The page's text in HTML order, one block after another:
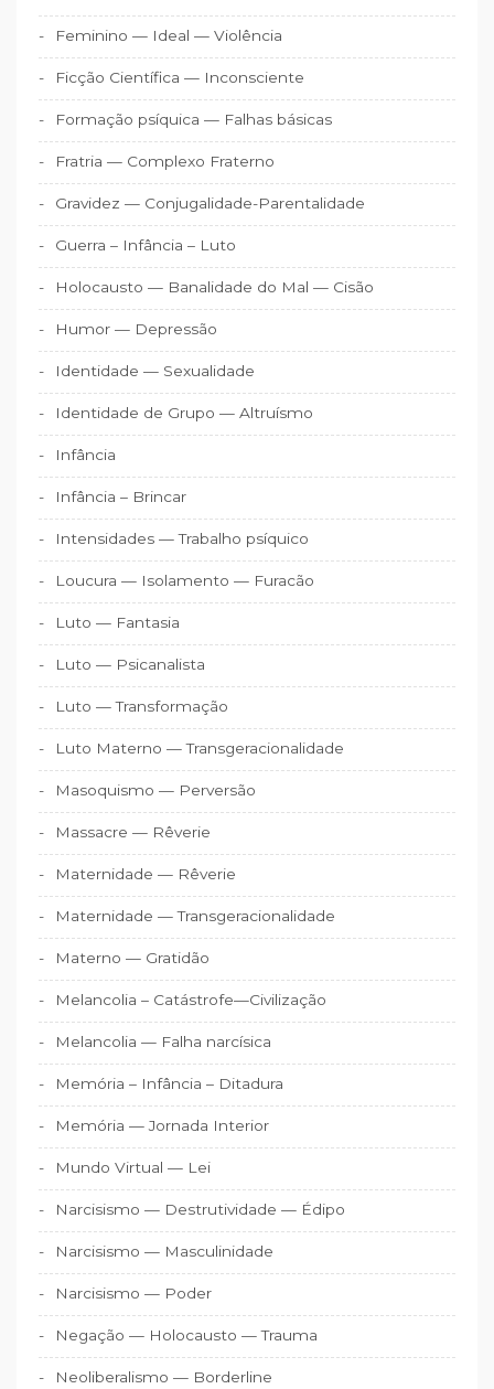
Feminino — Ideal — Violência
Ficção Científica — Inconsciente
Formação psíquica — Falhas básicas
Fratria — Complexo Fraterno
Gravidez — Conjugalidade-Parentalidade
Guerra – Infância – Luto
Holocausto — Banalidade do Mal — Cisão
Humor — Depressão
Identidade — Sexualidade
Identidade de Grupo — Altruísmo
Infância
Infância – Brincar
Intensidades — Trabalho psíquico
Loucura — Isolamento — Furacão
Luto — Fantasia
Luto — Psicanalista
Luto — Transformação
Luto Materno — Transgeracionalidade
Masoquismo — Perversão
Massacre — Rêverie
Maternidade — Rêverie
Maternidade — Transgeracionalidade
Materno — Gratidão
Melancolia – Catástrofe—Civilização
Melancolia — Falha narcísica
Memória – Infância – Ditadura
Memória — Jornada Interior
Mundo Virtual — Lei
Narcisismo — Destrutividade — Édipo
Narcisismo — Masculinidade
Narcisismo — Poder
Negação — Holocausto — Trauma
Neoliberalismo — Borderline